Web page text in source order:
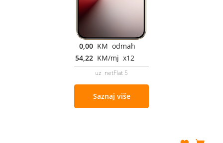
0,00 KM odmah
54,22 KM/mj x12
uz netFlat 5
Saznaj više